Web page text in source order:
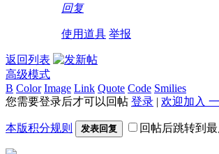
回复
使用道具 举报
返回列表
高级模式
B Color Image Link Quote Code Smilies
您需要登录后才可以回帖 登录 | 欢迎加入
本版积分规则 发表回复 回帖后跳转到